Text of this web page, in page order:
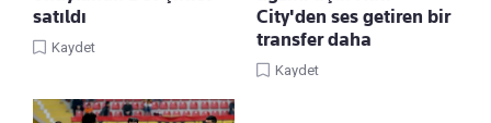
satıldı
Kaydet
City'den ses getiren bir
transfer daha
Kaydet